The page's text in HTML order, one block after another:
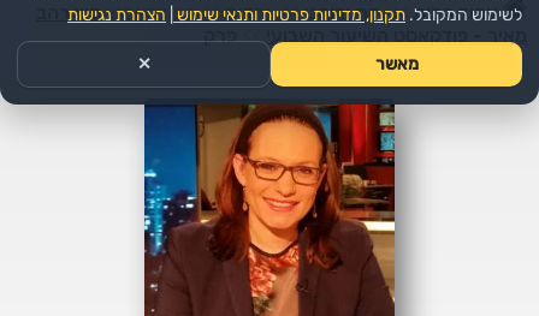
עמוד הבית >> דת ורוחני >> יהדות >>הפודקאסט: סיון רהב
>>פרק
לשימוש המקובל. תקנון, מדיניות פרטיות ותנאי שימוש הצהרת נגישות
מאשר ✕